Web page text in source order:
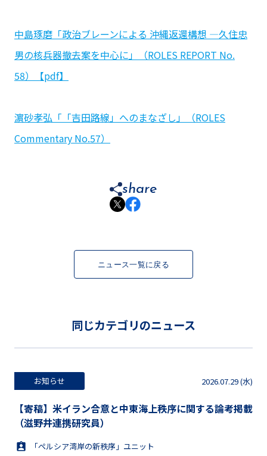
中島琢磨「政治ブレーンによる 沖縄返還構想 ―久住忠
男の核兵器撤去案を中⼼に」（ROLES REPORT No.
58）【pdf】
濵砂孝弘「「吉田路線」へのまなざし」（ROLES
Commentary No.57）
share
ニュース一覧に戻る
同じカテゴリのニュース
お知らせ 2026.07.29 (水)
【寄稿】米イラン合意と中東海上秩序に関する論考掲載
（滋野井連携研究員）
「ペルシア湾岸の新秩序」ユニット